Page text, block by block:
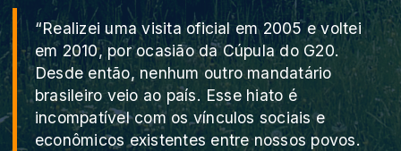
“Realizei uma visita oficial em 2005 e voltei
em 2010, por ocasião da Cúpula do G20.
Desde então, nenhum outro mandatário
brasileiro veio ao país. Esse hiato é
incompatível com os vínculos sociais e
econômicos existentes entre nossos povos.